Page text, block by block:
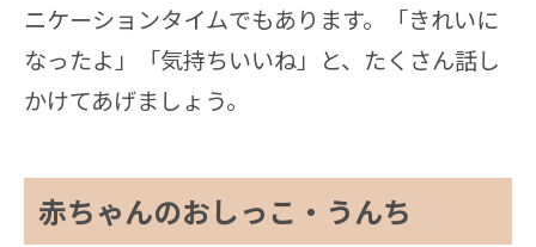
ニケーションタイムでもあります。「きれいに
なったよ」「気持ちいいね」と、たくさん話し
かけてあげましょう。
赤ちゃんのおしっこ・うんち